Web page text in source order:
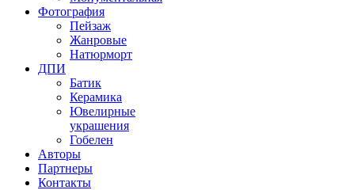
Фотография
Пейзаж
Жанровые
Натюрморт
ДПИ
Батик
Керамика
Ювелирные
украшения
Гобелен
Авторы
Партнеры
Контакты